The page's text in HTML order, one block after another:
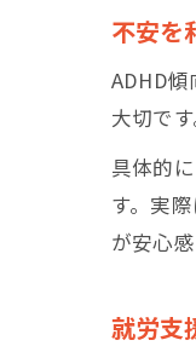
不安を
ADHD
大切で
具体的
す。実
が安心
就労支